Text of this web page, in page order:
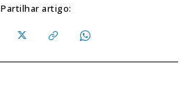
Partilhar artigo: